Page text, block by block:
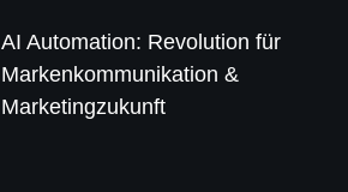
AI Automation: Revolution für
Markenkommunikation &
Marketingzukunft